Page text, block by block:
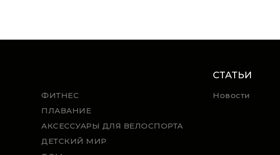
ФИТНЕС
ПЛАВАНИЕ
АКСЕССУАРЫ ДЛЯ ВЕЛОСПОРТА
ДЕТСКИЙ МИР
СТАТЬИ
Новости